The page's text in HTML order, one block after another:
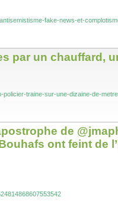
fake-news-et-
par un chauffard,
traine-sur-une-dizaine-de-
de
ont feint de